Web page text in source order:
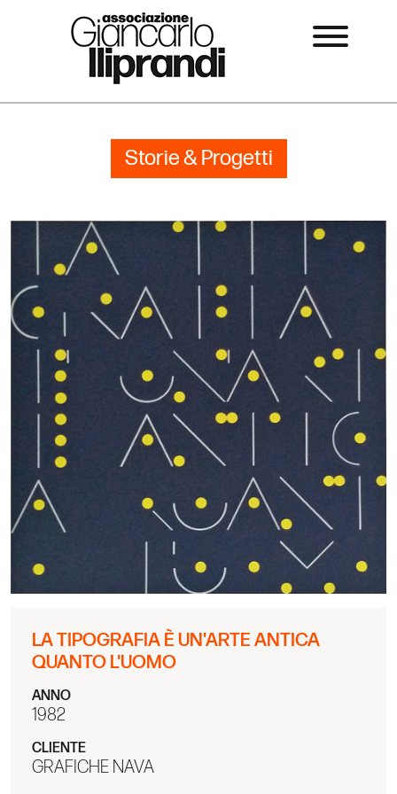
Storie & Progetti
LA TIPOGRAFIA È UN'ARTE ANTICA
QUANTO L'UOMO
ANNO
1982
CLIENTE
GRAFICHE NAVA